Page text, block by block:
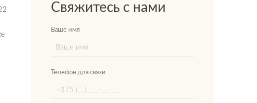
Свяжитесь с нами
Ваше имя
Телефон для связи